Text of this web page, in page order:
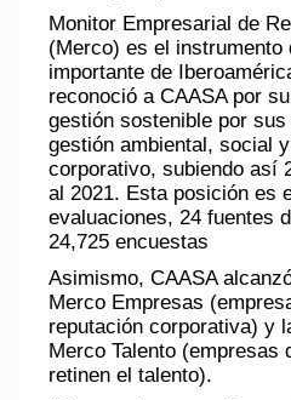
Monitor Empresarial de
(Merco) es el instrumento
importante de
reconoció a CAASA por
gestión sostenible por
gestión ambiental, social
corporativo, subiendo así
al 2021. Esta posición es
evaluaciones, 24 fuentes
24,725 encuestas
Asimismo, CAASA
Merco Empresas
reputación corporativa) y
Merco Talento (empresas
retinen el talento).